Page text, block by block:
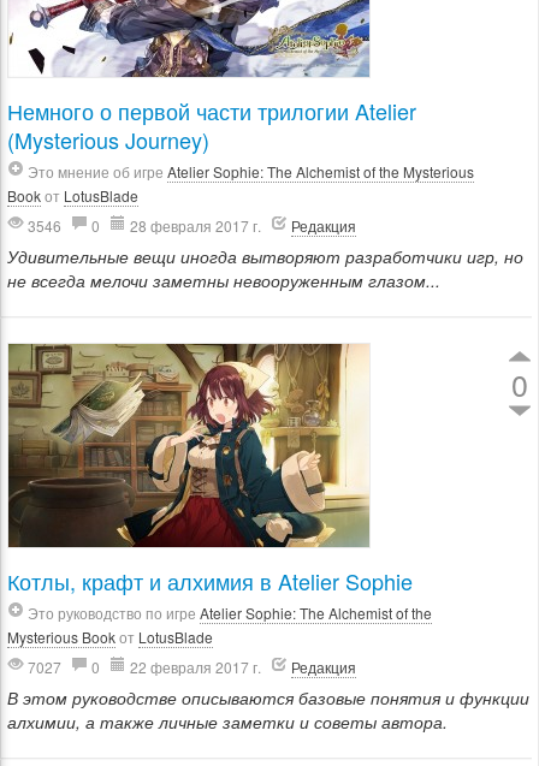
Немного о первой части трилогии Atelier
(Mysterious Journey)
Это мнение об игре Atelier Sophie: The Alchemist of the Mysterious
Bookот LotusBlade
3546
0 28 февраля 2017 г. Редакция
Удивительные вещи иногда вытворяют разработчики игр, но
не всегда мелочи заметны невооруженным глазом...
0
Котлы, крафт и алхимия в Atelier Sophie
Это руководство по игре Atelier Sophie: The Alchemist of the
Mysterious Bookот LotusBlade
7027
0 22 февраля 2017 г. Редакция
В этом руководстве описываются базовые понятия и функции
алхимии, а также личные заметки и советы автора.